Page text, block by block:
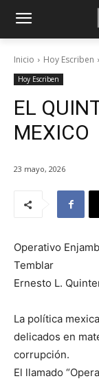
Inicio Hoy Escriben
Hoy Escriben
EL
MEXICO
23 mayo, 2026
Operativo
Temblar
Ernesto L.
La política
delicados en
corrupción.
El llamado